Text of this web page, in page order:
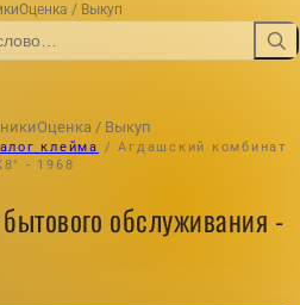
Оценка / Выкуп
Оценка / Выкуп
клейма / Агдашский комбинат
- 1968
обслуживания -